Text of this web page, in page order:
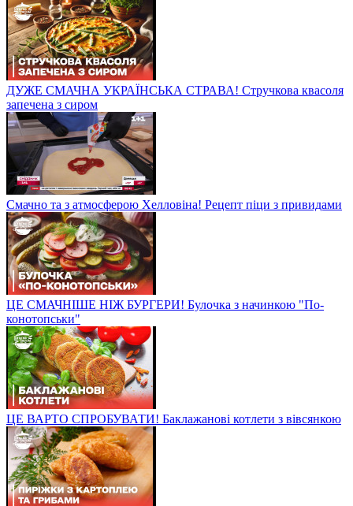
ДУЖЕ СМАЧНА УКРАЇНСЬКА СТРАВА! Стручкова квасоля
запечена з сиром
Смачно та з атмосферою Хелловіна! Рецепт піци з привидами
ЦЕ СМАЧНІШЕ НІЖ БУРГЕРИ! Булочка з начинкою "По-
конотопськи"
ЦЕ ВАРТО СПРОБУВАТИ! Баклажанові котлети з вівсянкою